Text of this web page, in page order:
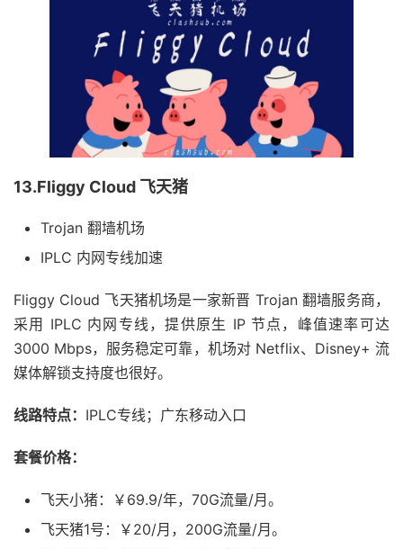
13.Fliggy Cloud 飞天猪
Trojan 翻墙机场
IPLC 内网专线加速
Fliggy Cloud 飞天猪机场是一家新晋 Trojan 翻墙服务商，
采用 IPLC 内网专线，提供原生 IP 节点，峰值速率可达
3000 Mbps，服务稳定可靠，机场对 Netflix、Disney+ 流
媒体解锁支持度也很好。
线路特点： IPLC专线；广东移动入口
套餐价格：
飞天小猪：￥69.9/年，70G流量/月。
飞天猪1号：￥20/月，200G流量/月。